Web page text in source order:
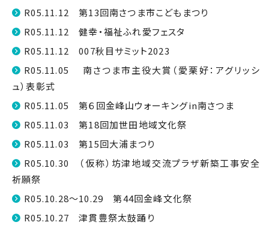
R05.11.12 第13回南さつま市こどもまつり
R05.11.12 健幸・福祉ふれ愛フェスタ
R05.11.12 007秋目サミット2023
R05.11.05 南さつま市主役大賞（愛栗好：アグリッシ
ュ）表彰式
R05.11.05 第６回金峰山ウォーキングin南さつま
R05.11.03 第18回加世田地域文化祭
R05.11.03 第15回大浦まつり
R05.10.30 （仮称）坊津地域交流プラザ新築工事安全
祈願祭
R05.10.28～10.29 第44回金峰文化祭
R05.10.27 津貫豊祭太鼓踊り